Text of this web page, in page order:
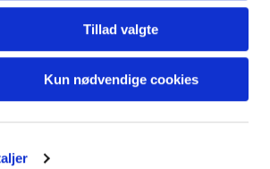
Tillad valgte
Kun nødvendige cookies